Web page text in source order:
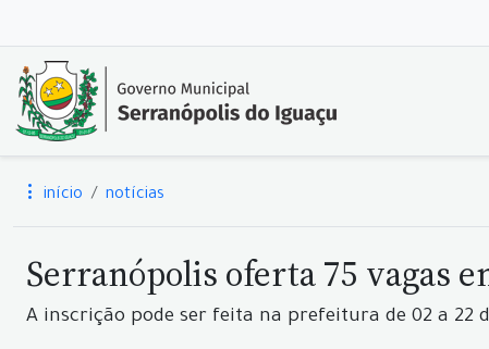
início notícias
Serranópolis oferta 75 vagas
A inscrição pode ser feita na prefeitura de 02 a 22